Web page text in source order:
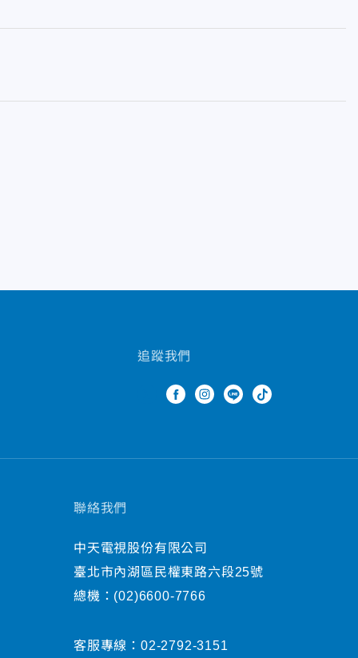
追蹤我們
聯絡我們
中天電視股份有限公司
臺北市內湖區民權東路六段25號
總機： (02)6600-7766
客服專線： 02-2792-3151